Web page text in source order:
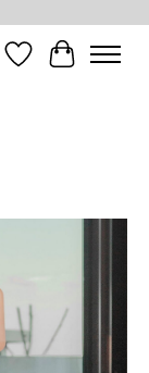
Liste dePanier